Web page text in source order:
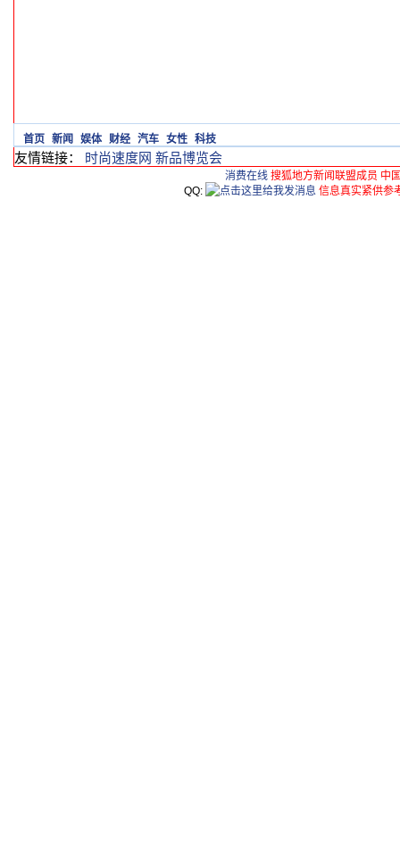
首页 新闻 娱体 财经 汽车 女性 科技
友情链接： 时尚速度网 新品博览会
消费在线 搜狐地方新闻联盟成员 中
QQ:
信息真实紧供参